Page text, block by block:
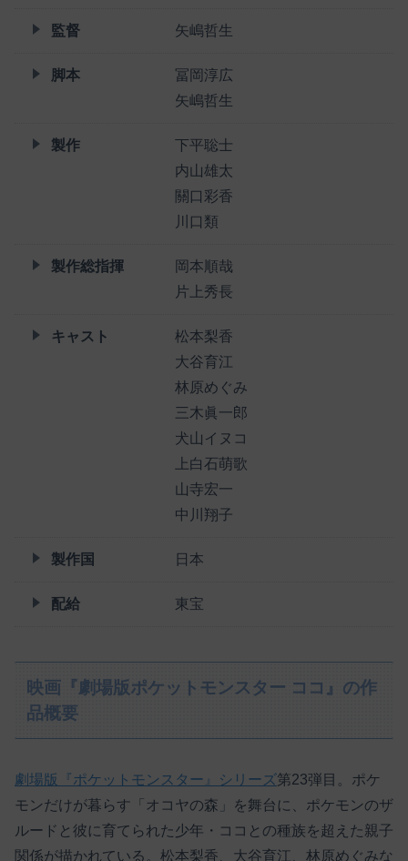
監督 矢嶋哲生
脚本
冨岡淳広
矢嶋哲生
製作
下平聡士
内山雄太
關口彩香
川口類
製作総指揮
岡本順哉
片上秀長
キャスト
松本梨香
大谷育江
林原めぐみ
三木眞一郎
犬山イヌコ
上白石萌歌
山寺宏一
中川翔子
製作国 日本
配給 東宝
映画『劇場版ポケットモンスター ココ』の作
品概要
劇場版『ポケットモンスター』シリーズ第23弾目。ポケ
モンだけが暮らす「オコヤの森」を舞台に、ポケモンのザ
ルードと彼に育てられた少年・ココとの種族を超えた親子
関係が描かれている。松本梨香、大谷育江、林原めぐみな